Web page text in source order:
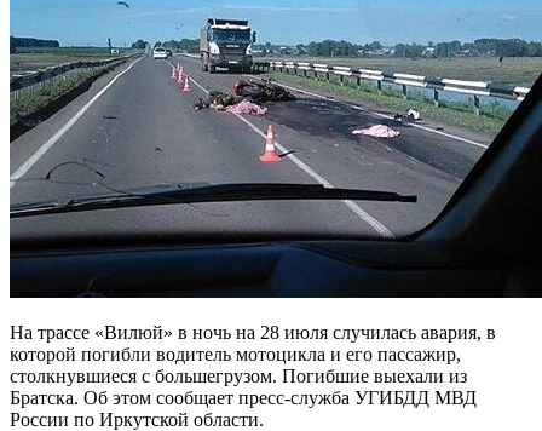
На трассе «Вилюй» в ночь на 28 июля случилась авария, в
которой погибли водитель мотоцикла и его пассажир,
столкнувшиеся с большегрузом. Погибшие выехали из
Братска. Об этом сообщает пресс-служба УГИБДД МВД
России по Иркутской области.